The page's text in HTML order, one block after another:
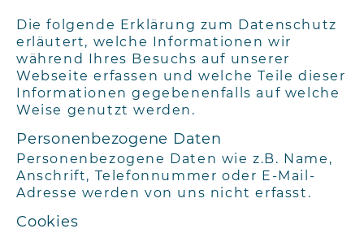
Die folgende Erklärung zum Datenschutz
erläutert, welche Informationen wir
während Ihres Besuchs auf unserer
Webseite erfassen und welche Teile dieser
Informationen gegebenenfalls auf welche
Weise genutzt werden.
Personenbezogene Daten
Personenbezogene Daten wie z.B. Name,
Anschrift, Telefonnummer oder E-Mail-
Adresse werden von uns nicht erfasst.
Cookies